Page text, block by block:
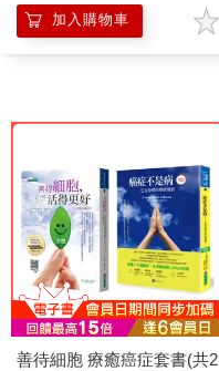
加入購物車
善待細胞 療癒癌症套書(共2